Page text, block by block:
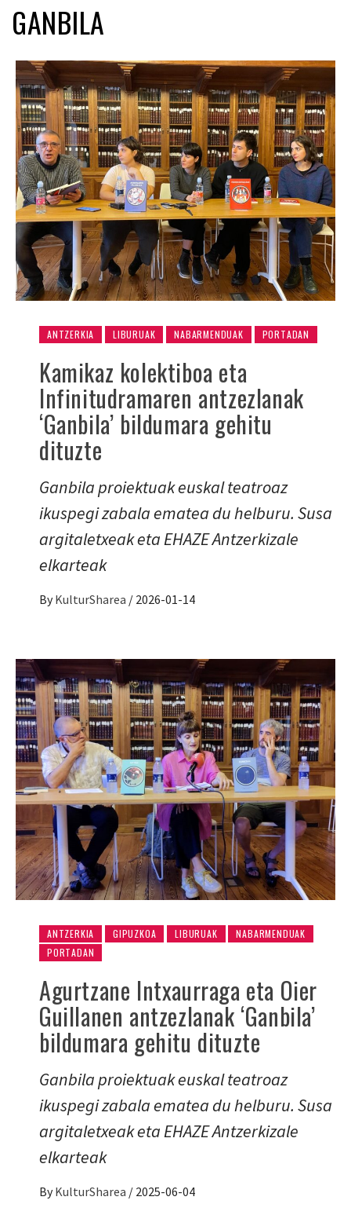
GANBILA
ANTZERKIA LIBURUAK NABARMENDUAK PORTADAN
Kamikaz kolektiboa eta
Infinitudramaren antzezlanak
‘Ganbila’ bildumara gehitu
dituzte
Ganbila proiektuak euskal teatroaz
ikuspegi zabala ematea du helburu. Susa
argitaletxeak eta EHAZE Antzerkizale
elkarteak
By KulturSharea / 2026-01-14
ANTZERKIA GIPUZKOA LIBURUAK
NABARMENDUAK
PORTADAN
Agurtzane Intxaurraga eta Oier
Guillanen antzezlanak ‘Ganbila’
bildumara gehitu dituzte
Ganbila proiektuak euskal teatroaz
ikuspegi zabala ematea du helburu. Susa
argitaletxeak eta EHAZE Antzerkizale
elkarteak
By KulturSharea / 2025-06-04